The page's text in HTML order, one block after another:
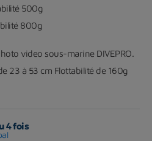
500g
800g
video sous-marine DIVEPRO.
23 à 53 cm Flottabilité de 160g
4 fois